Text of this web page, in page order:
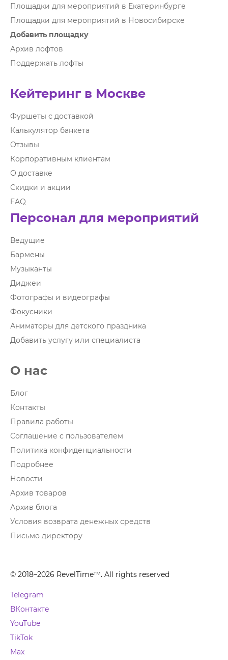
Площадки для мероприятий в Екатеринбурге
Площадки для мероприятий в Новосибирске
Добавить площадку
Архив лофтов
Поддержать лофты
Кейтеринг в Москве
Фуршеты с доставкой
Калькулятор банкета
Отзывы
Корпоративным клиентам
О доставке
Скидки и акции
FAQ
Персонал для мероприятий
Ведущие
Бармены
Музыканты
Диджеи
Фотографы и видеографы
Фокусники
Аниматоры для детского праздника
Добавить услугу или специалиста
О нас
Блог
Контакты
Правила работы
Соглашение с пользователем
Политика конфиденциальности
Подробнее
Новости
Архив товаров
Архив блога
Условия возврата денежных средств
Письмо директору
© 2018–2026 RevelTime™. All rights reserved
Telegram
ВКонтакте
YouTube
TikTok
Max